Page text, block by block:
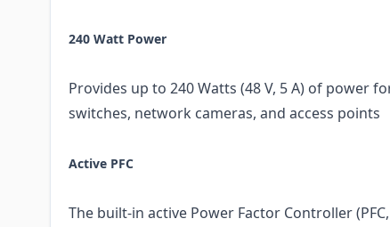
240 Watt Power
Provides up to 240 Watts (48 V, 5 A) of power
switches, network cameras, and access points
Active PFC
The built-in active Power Factor Controller